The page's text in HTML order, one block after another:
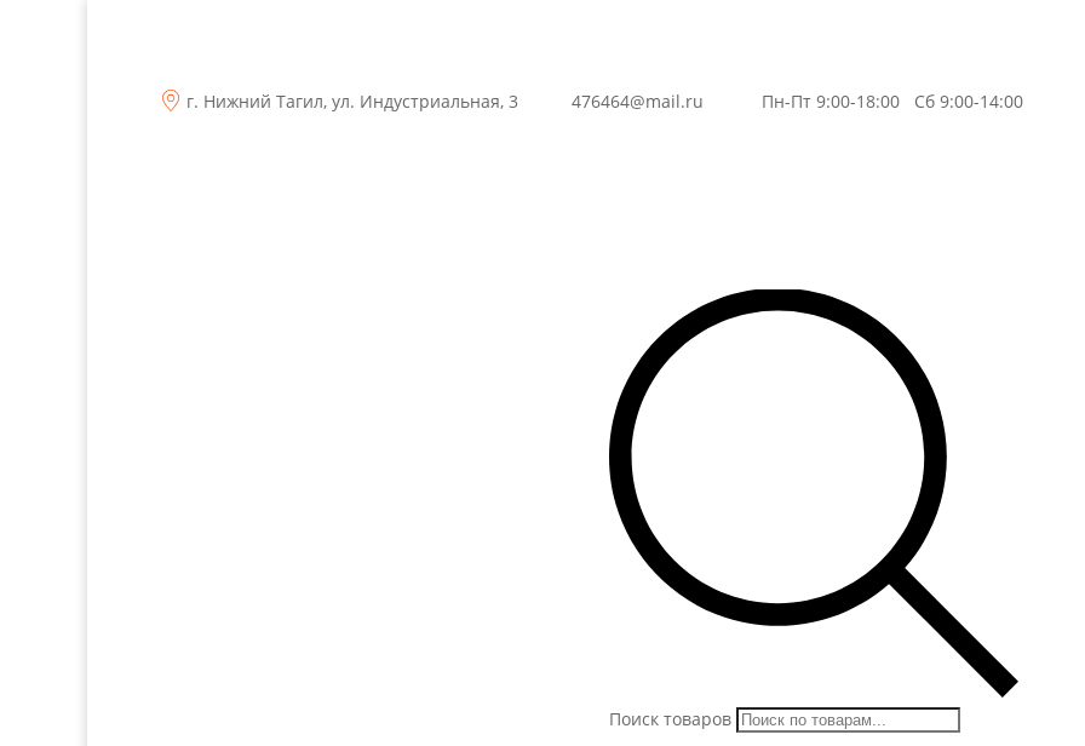
г. Нижний Тагил, ул. Индустриальная, 3 476464@mail.ru Пн-Пт 9:00-18:00 Сб 9:00-14:00
Поиск товаров